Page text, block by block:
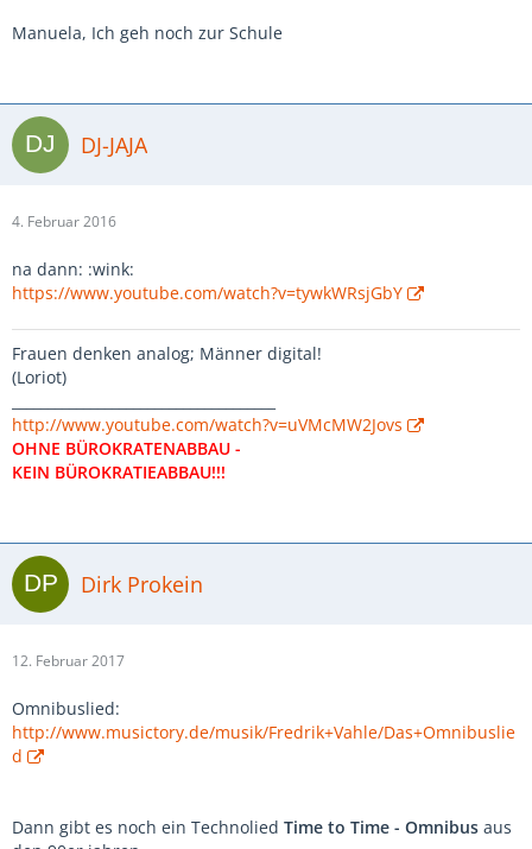
Manuela, Ich geh noch zur Schule
DJ-JAJA
4. Februar 2016
na dann: :wink:
https://www.youtube.com/watch?v=tywkWRsjGbY
Frauen denken analog; Männer digital!
(Loriot)
http://www.youtube.com/watch?v=uVMcMW2Jovs
OHNE BÜROKRATENABBAU -
KEIN BÜROKRATIEABBAU!!!
Dirk Prokein
12. Februar 2017
Omnibuslied:
http://www.musictory.de/musik/Fredrik+Vahle/Das+Omnibuslie
d
Dann gibt es noch ein Technolied Time to Time - Omnibus aus